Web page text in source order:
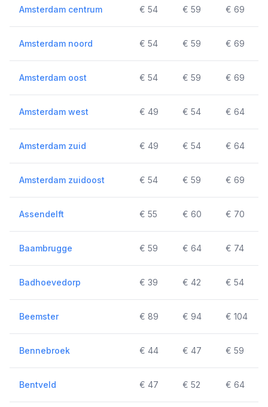
Amsterdam centrum € 54 € 59 € 69
Amsterdam noord € 54 € 59 € 69
Amsterdam oost € 54 € 59 € 69
Amsterdam west € 49 € 54 € 64
Amsterdam zuid € 49 € 54 € 64
Amsterdam zuidoost € 54 € 59 € 69
Assendelft € 55 € 60 € 70
Baambrugge € 59 € 64 € 74
Badhoevedorp € 39 € 42 € 54
Beemster € 89 € 94 € 104
Bennebroek € 44 € 47 € 59
Bentveld € 47 € 52 € 64